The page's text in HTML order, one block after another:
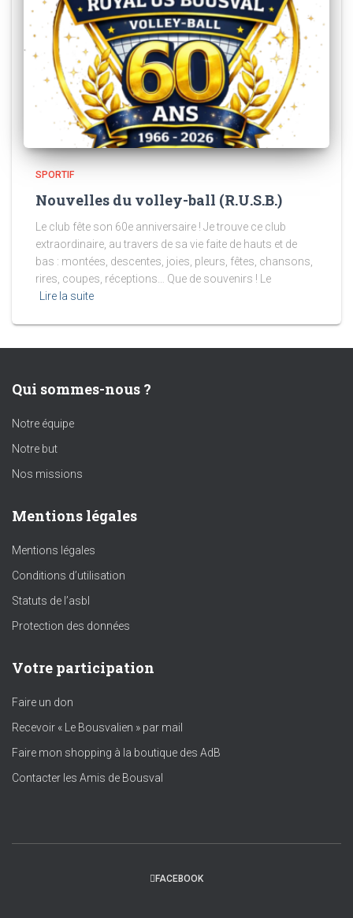
SPORTIF
Nouvelles du volley-ball (R.U.S.B.)
Le club fête son 60e anniversaire ! Je trouve ce club
extraordinaire, au travers de sa vie faite de hauts et de
bas : montées, descentes, joies, pleurs, fêtes, chansons,
rires, coupes, réceptions… Que de souvenirs ! Le
Lire la suite
Qui sommes-nous ?
Notre équipe
Notre but
Nos missions
Mentions légales
Mentions légales
Conditions d’utilisation
Statuts de l’asbl
Protection des données
Votre participation
Faire un don
Recevoir « Le Bousvalien » par mail
Faire mon shopping à la boutique des AdB
Contacter les Amis de Bousval
FACEBOOK